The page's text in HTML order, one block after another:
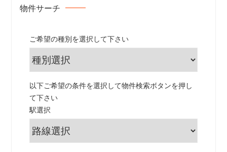
物件サーチ
ご希望の種別を選択して下さい
以下ご希望の条件を選択して物件検索ボタンを押し
て下さい
駅選択